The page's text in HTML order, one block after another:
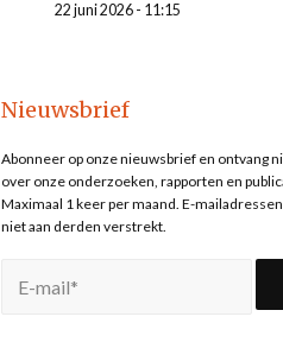
22 juni 2026 - 11:15
Nieuwsbrief
Abonneer op onze nieuwsbrief en ontvang
over onze onderzoeken, rapporten en
Maximaal 1 keer per maand. E-
niet aan derden verstrekt.